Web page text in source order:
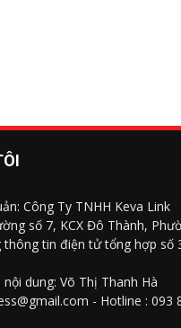
Công Ty TNHH Keva Link
số 7, KCX Đô Thành,
thông tin điện tử tổng hợp số
dung: Võ Thị Thanh Hà
- Hotline : 093